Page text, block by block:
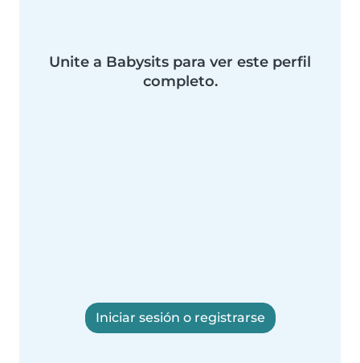
Unite a Babysits para ver este perfil
completo.
Iniciar sesión o registrarse